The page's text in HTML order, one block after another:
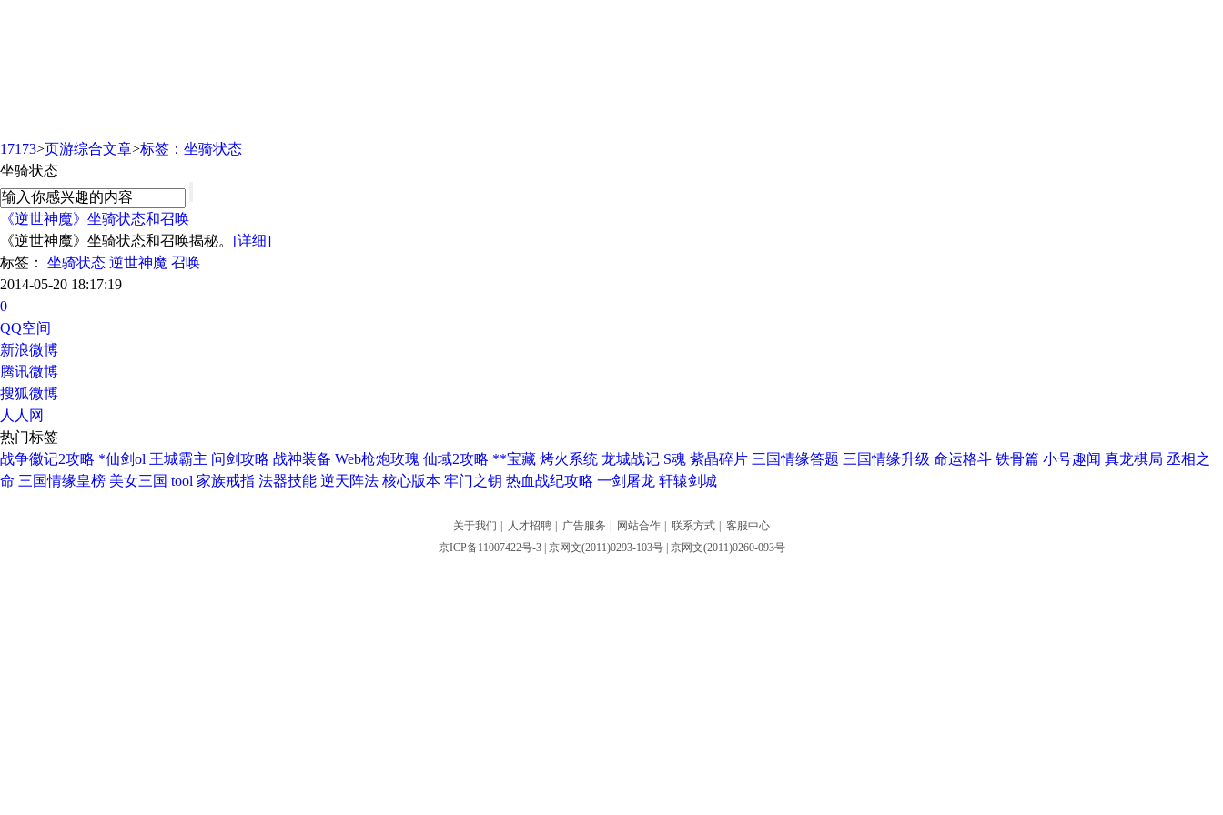
17173>页游综合文章>标签：坐骑状态
坐骑状态
《逆世神魔》坐骑状态和召唤
《逆世神魔》坐骑状态和召唤揭秘。 [详细]
标签：
坐骑状态 逆世神魔 召唤
2014-05-20 18:17:19
0
QQ空间
新浪微博
腾讯微博
搜狐微博
人人网
热门标签
战争徽记2攻略 *仙剑ol 王城霸主 问剑攻略 战神装备 Web枪炮玫瑰 仙域2攻略 **宝藏 烤火系统 龙城战记 S魂 紫晶碎片 三国情缘答题 三国情缘升级 命运格斗 铁骨篇 小号趣闻 真龙棋局 丞相之
命 三国情缘皇榜 美女三国 tool 家族戒指 法器技能 逆天阵法 核心版本 牢门之钥 热血战纪攻略 一剑屠龙 轩辕剑城
关于我们 人才招聘 广告服务 网站合作 联系方式
客服中心
京ICP备11007422号-3| 京网文(2011)0293-103号 | 京网文(2011)0260-093号